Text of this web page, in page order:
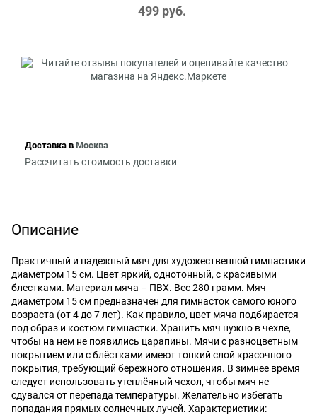
499 руб.
Доставка в Москва
Рассчитать стоимость доставки
Описание
Практичный и надежный мяч для художественной гимнастики
диаметром 15 см. Цвет яркий, однотонный, с красивыми
блестками. Материал мяча – ПВХ. Вес 280 грамм. Мяч
диаметром 15 см предназначен для гимнасток самого юного
возраста (от 4 до 7 лет). Как правило, цвет мяча подбирается
под образ и костюм гимнастки. Хранить мяч нужно в чехле,
чтобы на нем не появились царапины. Мячи с разноцветным
покрытием или с блёстками имеют тонкий слой красочного
покрытия, требующий бережного отношения. В зимнее время
следует использовать утеплённый чехол, чтобы мяч не
сдувался от перепада температуры. Желательно избегать
попадания прямых солнечных лучей. Характеристики: